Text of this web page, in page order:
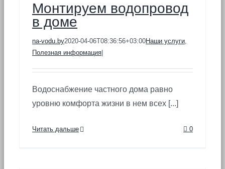
Монтируем водопровод
в доме
na-vodu.by2020-04-06T08:36:56+03:00Наши услуги,
Полезная информация
Водоснабжение частного дома равно
уровню комфорта жизни в нем всех [...]
Читать дальше 0